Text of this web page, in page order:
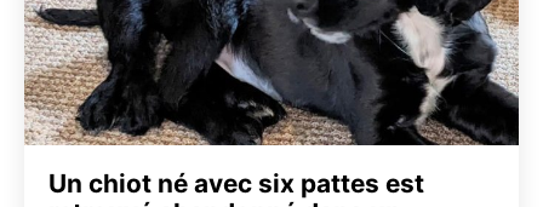
Un chiot né avec six pattes est